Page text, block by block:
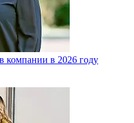
компании в 2026 году